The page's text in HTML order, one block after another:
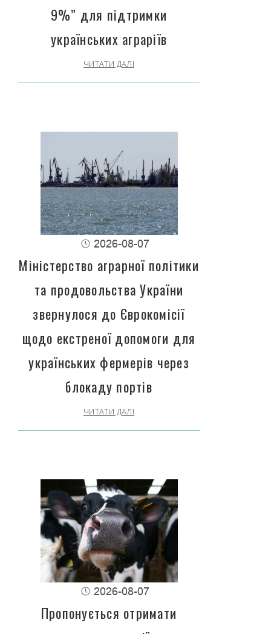
9%” для підтримки
українських аграріїв
ЧИТАТИ ДАЛІ
2026-08-07
Міністерство аграрної політики
та продовольства України
звернулося до Єврокомісії
щодо екстреної допомоги для
українських фермерів через
блокаду портів
ЧИТАТИ ДАЛІ
2026-08-07
Пропонується отримати